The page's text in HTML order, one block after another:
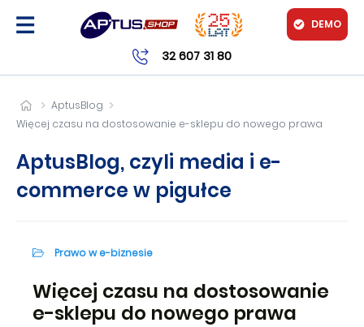
32 607 31 80
DEMO
AptusBlog
Więcej czasu na dostosowanie e-sklepu do nowego prawa
AptusBlog, czyli media i e-
commerce w pigułce
Prawo w e-biznesie
Więcej czasu na dostosowanie
e-sklepu do nowego prawa